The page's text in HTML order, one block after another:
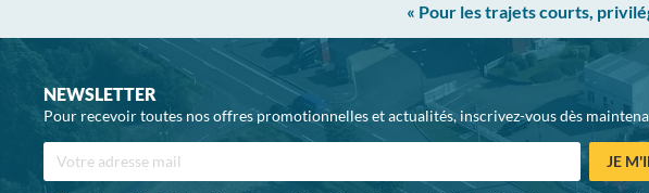
« Pour les trajets courts,
NEWSLETTER
Pour recevoir toutes nos offres promotionnelles et actualités, inscrivez-vous dès
JE